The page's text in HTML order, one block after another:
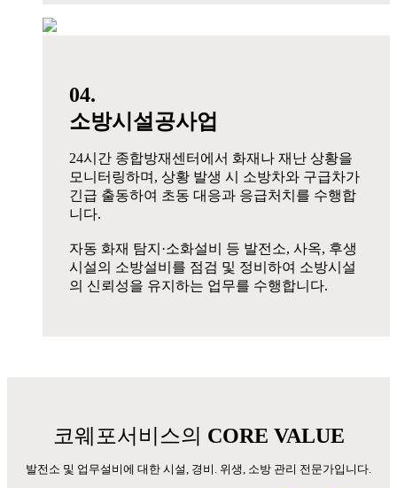
04.
소방시설공사업
24시간 종합방재센터에서 화재나 재난 상황을
모니터링하며, 상황 발생 시 소방차와 구급차가
긴급 출동하여 초동 대응과 응급처치를 수행합
니다.
자동 화재 탐지·소화설비 등 발전소, 사옥, 후생
시설의 소방설비를 점검 및 정비하여 소방시설
의 신뢰성을 유지하는 업무를 수행합니다.
코웨포서비스의 CORE VALUE
발전소 및 업무설비에 대한 시설, 경비. 위생, 소방 관리 전문가입니다.